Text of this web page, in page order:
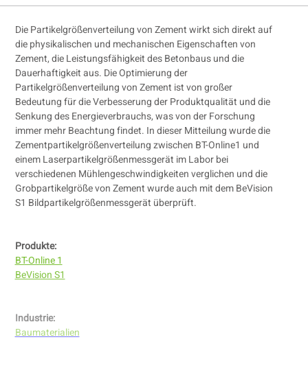
Die Partikelgrößenverteilung von Zement wirkt sich direkt auf
die physikalischen und mechanischen Eigenschaften von
Zement, die Leistungsfähigkeit des Betonbaus und die
Dauerhaftigkeit aus. Die Optimierung der
Partikelgrößenverteilung von Zement ist von großer
Bedeutung für die Verbesserung der Produktqualität und die
Senkung des Energieverbrauchs, was von der Forschung
immer mehr Beachtung findet. In dieser Mitteilung wurde die
Zementpartikelgrößenverteilung zwischen BT-Online1 und
einem Laserpartikelgrößenmessgerät im Labor bei
verschiedenen Mühlengeschwindigkeiten verglichen und die
Grobpartikelgröße von Zement wurde auch mit dem BeVision
S1 Bildpartikelgrößenmessgerät überprüft.
Produkte:
BT-Online 1
BeVision S1
Industrie:
Baumaterialien